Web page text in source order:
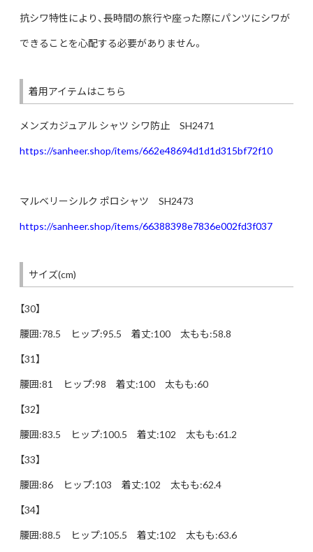
抗シワ特性により、長時間の旅行や座った際にパンツにシワが
できることを心配する必要がありません。
着用アイテムはこちら
メンズカジュアル シャツ シワ防止 SH2471
https://sanheer.shop/items/662e48694d1d1d315bf72f10
マルベリーシルク ポロシャツ SH2473
https://sanheer.shop/items/66388398e7836e002fd3f037
サイズ(cm)
【30】
腰囲:78.5 ヒップ:95.5 着丈:100 太もも:58.8
【31】
腰囲:81 ヒップ:98 着丈:100 太もも:60
【32】
腰囲:83.5 ヒップ:100.5 着丈:102 太もも:61.2
【33】
腰囲:86 ヒップ:103 着丈:102 太もも:62.4
【34】
腰囲:88.5 ヒップ:105.5 着丈:102 太もも:63.6